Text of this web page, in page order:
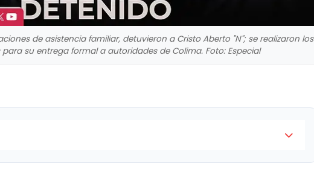
de asistencia familiar, detuvieron a Cristo Aberto "N"; se realizaron los
su entrega formal a autoridades de Colima. Foto: Especial